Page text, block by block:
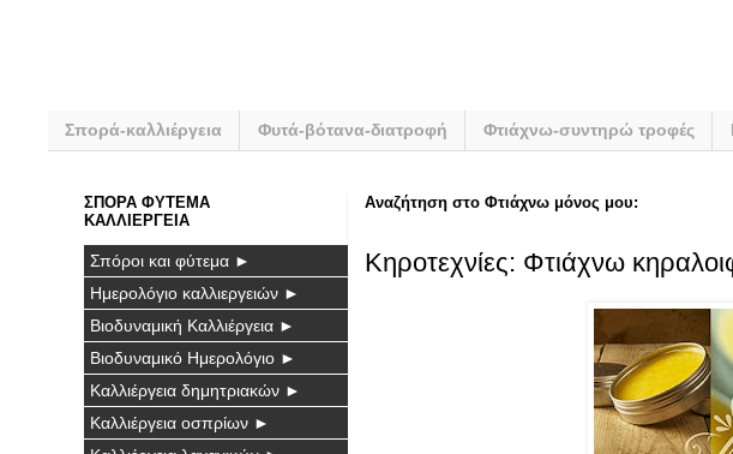
Σπορά-καλλιέργεια Φυτά-βότανα-διατροφή Φτιάχνω-συντηρώ τροφές
Αναζήτηση στο Φτιάχνω μόνος μου:
Κηροτεχνίες: Φτιάχνω
ΣΠΟΡΑ ΦΥΤΕΜΑ
ΚΑΛΛΙΕΡΓΕΙΑ
Σπόροι και φύτεμα ►
Ημερολόγιο καλλιεργειών ►
Βιοδυναμική Καλλιέργεια ►
Βιοδυναμικό Ημερολόγιο ►
Καλλιέργεια δημητριακών ►
Καλλιέργεια οσπρίων ►